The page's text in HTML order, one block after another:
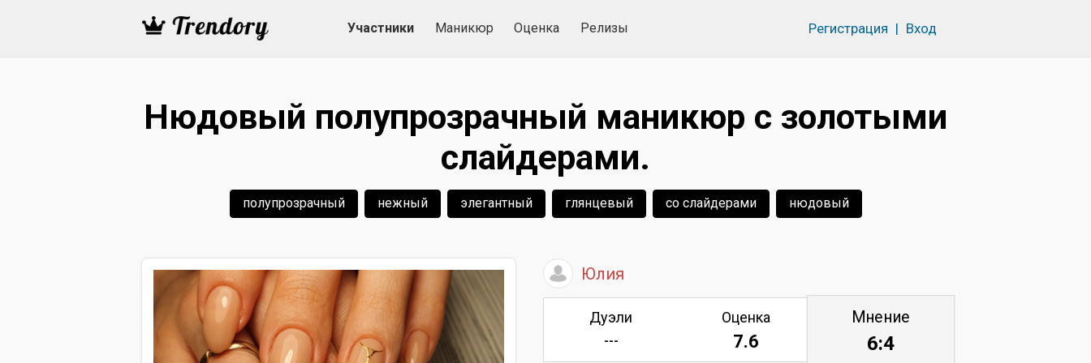
Участники Маникюр Оценка Релизы Регистрация | Вход
Нюдовый полупрозрачный маникюр с золотыми
слайдерами.
полупрозрачный нежный элегантный глянцевый со слайдерами нюдовый
Юлия
Дуэли
---
Оценка
7.6
Мнение
6:4